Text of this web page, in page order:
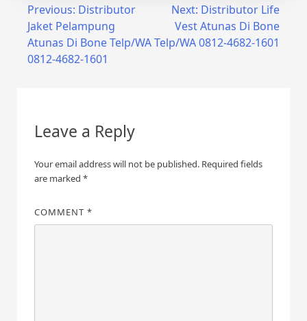
Post
navigation
Previous: Distributor
Jaket Pelampung
Atunas Di Bone Telp/WA
0812-4682-1601
Next: Distributor Life
Vest Atunas Di Bone
Telp/WA 0812-4682-1601
Leave a Reply
Your email address will not be published. Required fields
are marked *
COMMENT *